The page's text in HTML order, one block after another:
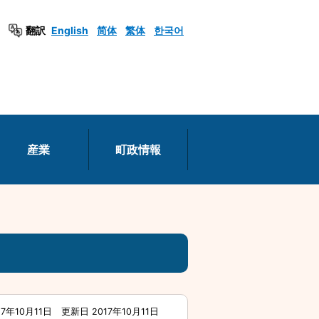
翻訳 English 简体 繁体 한국어
産業 町政情報
年10月11日 更新日 2017年10月11日